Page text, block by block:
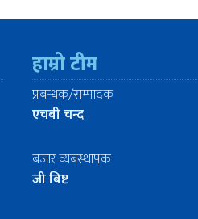
हाम्रो टीम
प्रबन्धक/सम्पादक
एचबी चन्द
बजार व्यबस्थापक
जी बिष्ट